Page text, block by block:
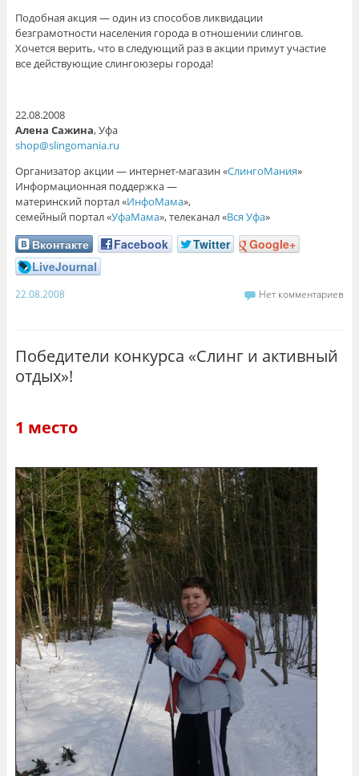
Подобная акция — один из способов ликвидации
безграмотности населения города в отношении слингов.
Хочется верить, что в следующий раз в акции примут участие
все действующие слингоюзеры города!
22.08.2008
Алена Сажина, Уфа
shop@slingomania.ru
Организатор акции — интернет-магазин «СлингоМания»
Информационная поддержка —
материнский портал «ИнфоМама»,
семейный портал «УфаМама», телеканал «Вся Уфа»
Вконтакте Facebook Twitter
Google+
LiveJournal
22.08.2008 Нет комментариев
Победители конкурса «Слинг и активный
отдых»!
1 место